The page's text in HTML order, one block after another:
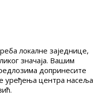
локалне заједнице,
значаја. Вашим
допринесите
уређења центра насеља